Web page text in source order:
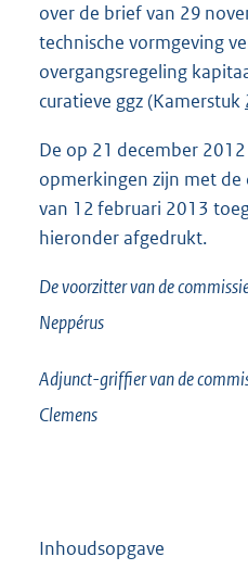
over de brief van 29
technische vormgeving
overgangsregeling
curatieve ggz (Kamerstuk
De op 21 december
opmerkingen zijn met
van 12 februari 2013
hieronder afgedrukt.
De voorzitter van de
Neppérus
Adjunct-griffier van de
Clemens
Inhoudsopgave